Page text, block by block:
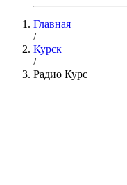
Главная
/
Курск
/
Радио Курс